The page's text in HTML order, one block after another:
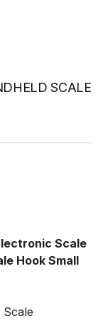
SCALE
Scale
Hook Small